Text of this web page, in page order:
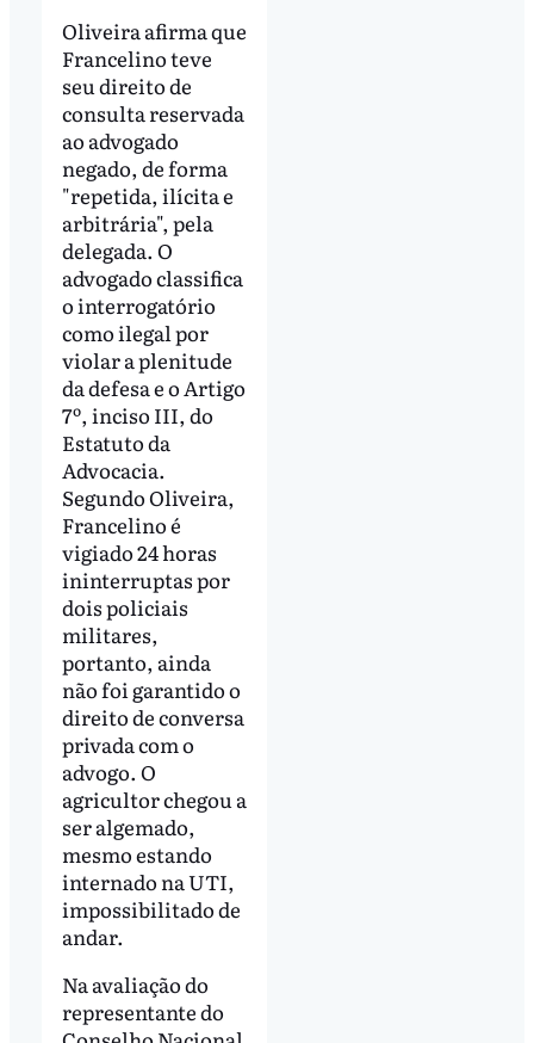
Oliveira afirma que
Francelino teve
seu direito de
consulta reservada
ao advogado
negado, de forma
"repetida, ilícita e
arbitrária", pela
delegada. O
advogado classifica
o interrogatório
como ilegal por
violar a plenitude
da defesa e o Artigo
7º, inciso III, do
Estatuto da
Advocacia.
Segundo Oliveira,
Francelino é
vigiado 24 horas
ininterruptas por
dois policiais
militares,
portanto, ainda
não foi garantido o
direito de conversa
privada com o
advogo. O
agricultor chegou a
ser algemado,
mesmo estando
internado na UTI,
impossibilitado de
andar.
Na avaliação do
representante do